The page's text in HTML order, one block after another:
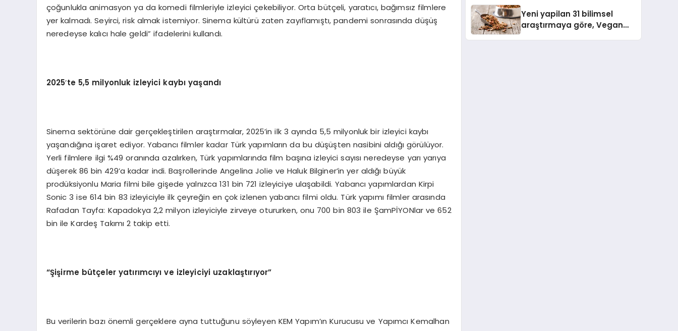
çoğunlukla animasyon ya da komedi filmleriyle izleyici çekebiliyor. Orta bütçeli, yaratıcı, bağımsız filmlere
yer kalmadı. Seyirci, risk almak istemiyor. Sinema kültürü zaten zayıflamıştı, pandemi sonrasında düşüş
neredeyse kalıcı hale geldi” ifadelerini kullandı.
2025’te 5,5 milyonluk izleyici kaybı yaşandı
Sinema sektörüne dair gerçekleştirilen araştırmalar, 2025’in ilk 3 ayında 5,5 milyonluk bir izleyici kaybı
yaşandığına işaret ediyor. Yabancı filmler kadar Türk yapımların da bu düşüşten nasibini aldığı görülüyor.
Yerli filmlere ilgi %49 oranında azalırken, Türk yapımlarında film başına izleyici sayısı neredeyse yarı yarıya
düşerek 86 bin 429’a kadar indi. Başrollerinde Angelina Jolie ve Haluk Bilginer’in yer aldığı büyük
prodüksiyonlu Maria filmi bile gişede yalnızca 131 bin 721 izleyiciye ulaşabildi. Yabancı yapımlardan Kirpi
Sonic 3 ise 614 bin 83 izleyiciyle ilk çeyreğin en çok izlenen yabancı filmi oldu. Türk yapımı filmler arasında
Rafadan Tayfa: Kapadokya 2,2 milyon izleyiciyle zirveye otururken, onu 700 bin 803 ile ŞamPİYONlar ve 652
bin ile Kardeş Takımı 2 takip etti.
“Şişirme bütçeler yatırımcıyı ve izleyiciyi uzaklaştırıyor”
Bu verilerin bazı önemli gerçeklere ayna tuttuğunu söyleyen KEM Yapım’ın Kurucusu ve Yapımcı Kemalhan
Yeni yapilan 31 bilimsel
araştırmaya göre, Vegan